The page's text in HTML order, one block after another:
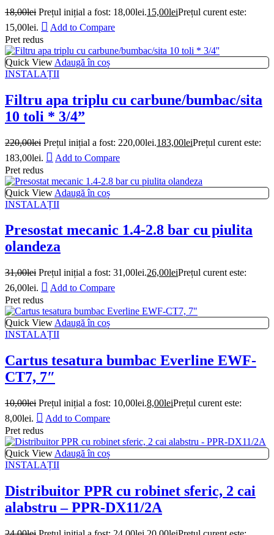
18,00lei Prețul inițial a fost: 18,00lei.15,00leiPrețul curent este:
15,00lei.
Add to Compare
Pret redus
Quick View Adaugă în coș
INSTALAȚII
Filtru apa triplu cu carbune/bumbac/sita
10 toli * 3/4”
220,00lei Prețul inițial a fost: 220,00lei.183,00leiPrețul curent este:
183,00lei.
Add to Compare
Pret redus
Quick View Adaugă în coș
INSTALAȚII
Presostat mecanic 1.4-2.8 bar cu piulita
olandeza
31,00lei Prețul inițial a fost: 31,00lei.26,00leiPrețul curent este:
26,00lei.
Add to Compare
Pret redus
Quick View Adaugă în coș
INSTALAȚII
Cartus tesatura bumbac Everline EWF-
CT7, 7″
10,00lei Prețul inițial a fost: 10,00lei.8,00leiPrețul curent este:
8,00lei.
Add to Compare
Pret redus
Quick View Adaugă în coș
INSTALAȚII
Distribuitor PPR cu robinet sferic, 2 cai
alabstru – PPR-DX11/2A